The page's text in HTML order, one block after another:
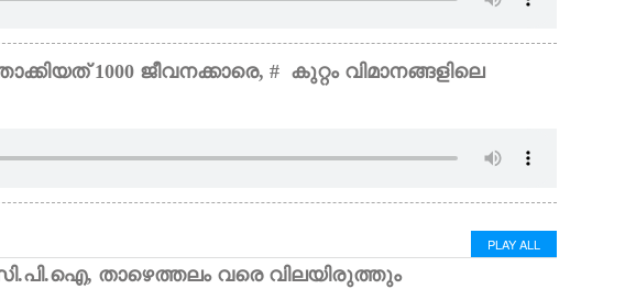
1000 ജീവനക്കാരെ,​ # കുറ്റം വിമാനങ്ങളിലെ
PLAY ALL
താ​ഴെ​ത്ത​ലം​ ​വ​രെ​ ​വി​ല​യി​രു​ത്തും